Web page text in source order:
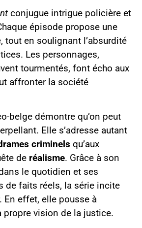
conjugue intrigue policière et
épisode propose une
tout en soulignant l’absurdité
Les personnages,
tourmentés, font écho aux
affronter la société
belge démontre qu’on peut
Elle s’adresse autant
criminels qu’aux
de réalisme. Grâce à son
le quotidien et ses
de faits réels, la série incite
En effet, elle pousse à
propre vision de la justice.